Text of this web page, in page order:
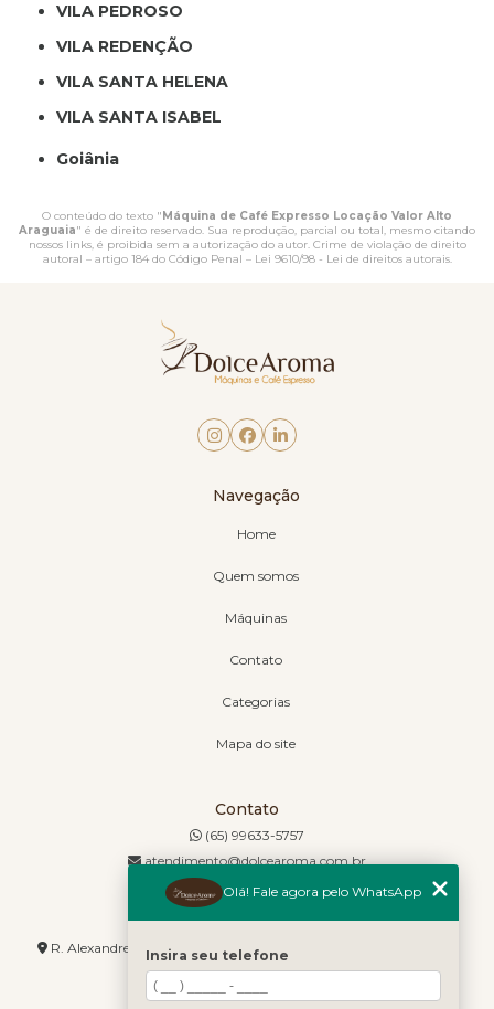
VILA PEDROSO
VILA REDENÇÃO
VILA SANTA HELENA
VILA SANTA ISABEL
Goiânia
O conteúdo do texto " Máquina de Café Expresso Locação Valor Alto
Araguaia" é de direito reservado. Sua reprodução, parcial ou total, mesmo citando
nossos links, é proibida sem a autorização do autor. Crime de violação de direito
autoral – artigo 184 do Código Penal – Lei 9610/98 - Lei de direitos autorais.
Navegação
Home
Quem somos
Máquinas
Contato
Categorias
Mapa do site
Contato
(65) 99633-5757
atendimento@dolcearoma.com.br
Endereço
R. Alexandre de Barros, 1730 - Jordão - Cuiabá - MT - 78085-636
Olá! Fale agora pelo WhatsApp
Insira seu telefone